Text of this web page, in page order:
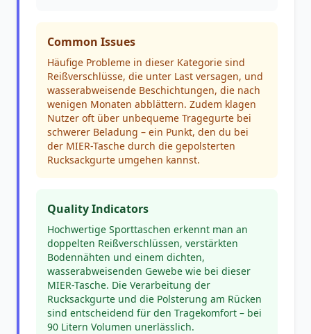
Common Issues
Häufige Probleme in dieser Kategorie sind
Reißverschlüsse, die unter Last versagen, und
wasserabweisende Beschichtungen, die nach
wenigen Monaten abblättern. Zudem klagen
Nutzer oft über unbequeme Tragegurte bei
schwerer Beladung – ein Punkt, den du bei
der MIER-Tasche durch die gepolsterten
Rucksackgurte umgehen kannst.
Quality Indicators
Hochwertige Sporttaschen erkennt man an
doppelten Reißverschlüssen, verstärkten
Bodennähten und einem dichten,
wasserabweisenden Gewebe wie bei dieser
MIER-Tasche. Die Verarbeitung der
Rucksackgurte und die Polsterung am Rücken
sind entscheidend für den Tragekomfort – bei
90 Litern Volumen unerlässlich.